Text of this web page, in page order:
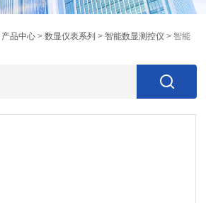
产品中心 >数显仪表系列 >智能数显测控仪 > 智能